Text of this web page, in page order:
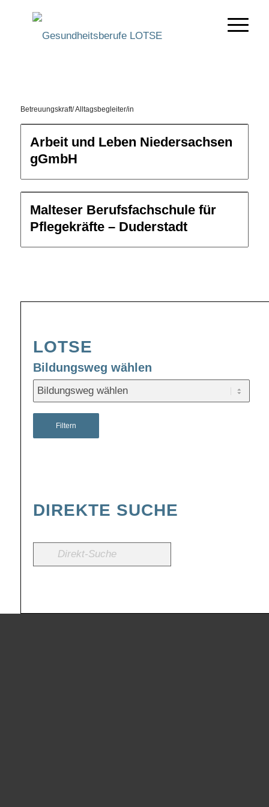
Bildungsweg wählen
Betreuungskraft/ Alltagsbegleiter/in
Arbeit und Leben Niedersachsen
gGmbH
Malteser Berufsfachschule für
Pflegekräfte – Duderstadt
LOTSE
Bildungsweg wählen
Filtern
DIREKTE SUCHE